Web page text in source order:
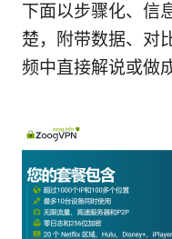
下面以步骤化、信
楚，附带数据、对
频中直接解说或做